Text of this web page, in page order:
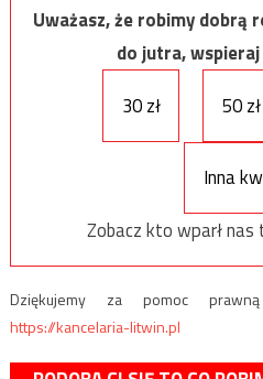
Uważasz, że robimy dobrą
do jutra,
30 zł
50 zł
Inna
Zobacz kto wparł nas
Dziękujemy za pomoc
https://kancelaria-litwin.pl